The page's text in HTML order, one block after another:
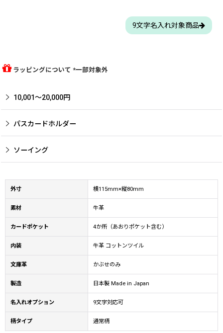
9文字名入れ対象商品
ラッピングについて *一部対象外
10,001〜20,000円
パスカードホルダー
ソーイング
外寸 横115mm×縦80mm
素材 牛革
カードポケット 4か所（あおりポケット含む）
内装 牛革 コットンツイル
文庫革 かぶせのみ
製造 日本製 Made in Japan
名入れオプション 9文字対応可
柄タイプ 通常柄